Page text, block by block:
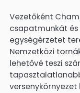
Vezetőként
csapatmunkát
egységérzetet
Nemzetközi
lehetővé teszi
versenykörnyezet